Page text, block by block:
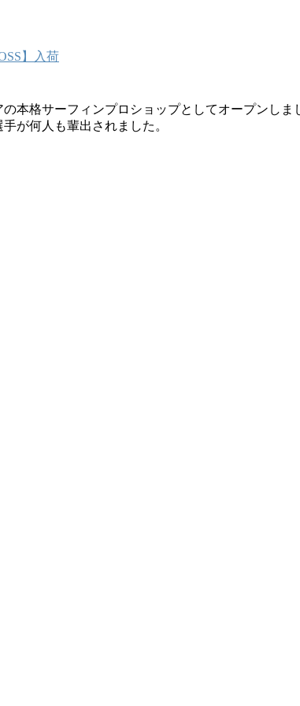
】入荷
本格サーフィンプロショップとしてオープンしま
が何人も輩出されました。